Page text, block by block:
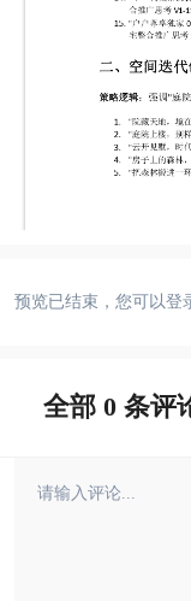
预览已结束，您可以登
全部 0 条评